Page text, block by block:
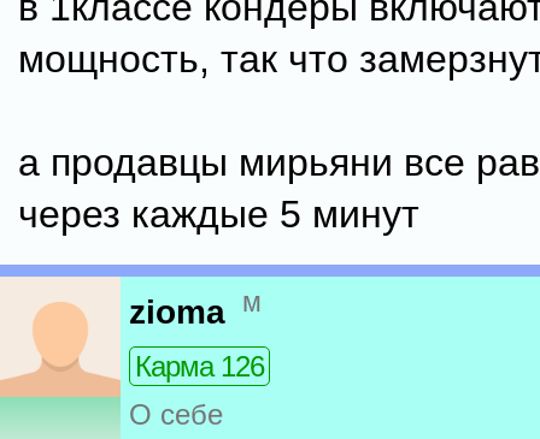
мощность, так что
а продавцы мирьяни все
через каждые 5 минут
zioma м
Карма 126
О себе